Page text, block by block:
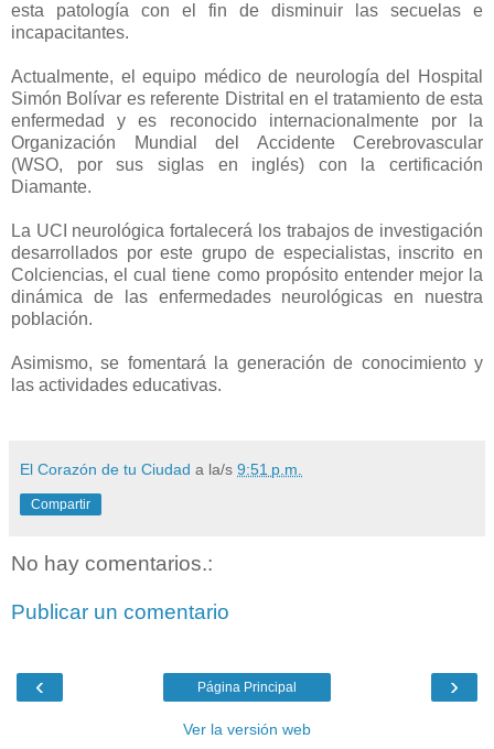
esta patología con el fin de disminuir las secuelas e
incapacitantes.
Actualmente, el equipo médico de neurología del Hospital
Simón Bolívar es referente Distrital en el tratamiento de esta
enfermedad y es reconocido internacionalmente por la
Organización Mundial del Accidente Cerebrovascular
(WSO, por sus siglas en inglés) con la certificación
Diamante.
La UCI neurológica fortalecerá los trabajos de investigación
desarrollados por este grupo de especialistas, inscrito en
Colciencias, el cual tiene como propósito entender mejor la
dinámica de las enfermedades neurológicas en nuestra
población.
Asimismo, se fomentará la generación de conocimiento y
las actividades educativas.
El Corazón de tu Ciudad a la/s 9:51 p.m.
Compartir
No hay comentarios.:
Publicar un comentario
‹ ›
Página Principal
Ver la versión web